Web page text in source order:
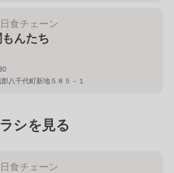
食チェーン
もんたち
八千代町新地５８５－１
シを見る
食チェーン